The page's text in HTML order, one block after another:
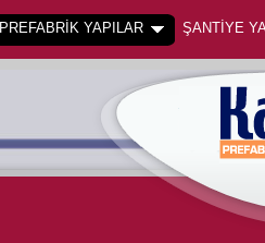
PREFABRİK YAPILAR ŞANTİYE